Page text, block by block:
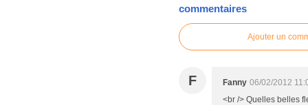
commentaires
Ajouter un
F Fanny 06/02/2012
<br /> Quelles belles